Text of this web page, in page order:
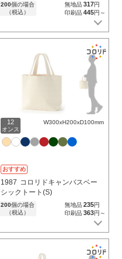
200個の場合
（税込）
無地品317円
印刷品445円～
12
オンス
W300xH200xD100mm
おすすめ
1987 コロリドキャンバスベー
シックトート(S)
200個の場合
（税込）
無地品235円
印刷品363円～